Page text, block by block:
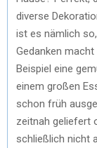
diverse
ist es nämlich
Gedanken
Beispiel eine
einem großen
schon früh
zeitnah geliefert
schließlich nicht